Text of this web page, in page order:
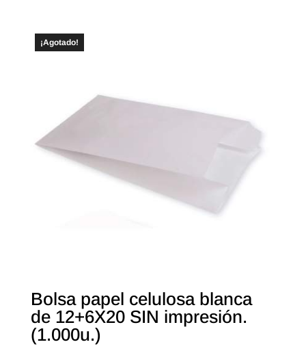
¡Agotado!
Bolsa papel celulosa blanca
de 12+6X20 SIN impresión.
(1.000u.)